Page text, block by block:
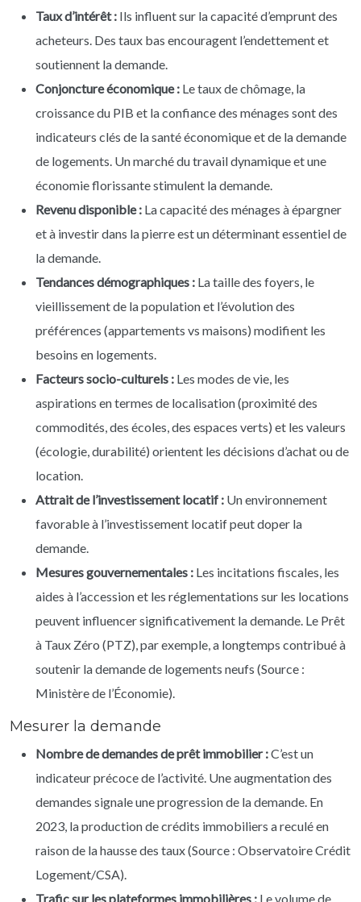
Taux d’intérêt : Ils influent sur la capacité d’emprunt des
acheteurs. Des taux bas encouragent l’endettement et
soutiennent la demande.
Conjoncture économique : Le taux de chômage, la
croissance du PIB et la confiance des ménages sont des
indicateurs clés de la santé économique et de la demande
de logements. Un marché du travail dynamique et une
économie florissante stimulent la demande.
Revenu disponible : La capacité des ménages à épargner
et à investir dans la pierre est un déterminant essentiel de
la demande.
Tendances démographiques : La taille des foyers, le
vieillissement de la population et l’évolution des
préférences (appartements vs maisons) modifient les
besoins en logements.
Facteurs socio-culturels : Les modes de vie, les
aspirations en termes de localisation (proximité des
commodités, des écoles, des espaces verts) et les valeurs
(écologie, durabilité) orientent les décisions d’achat ou de
location.
Attrait de l’investissement locatif : Un environnement
favorable à l’investissement locatif peut doper la
demande.
Mesures gouvernementales : Les incitations fiscales, les
aides à l’accession et les réglementations sur les locations
peuvent influencer significativement la demande. Le Prêt
à Taux Zéro (PTZ), par exemple, a longtemps contribué à
soutenir la demande de logements neufs (Source :
Ministère de l’Économie).
Mesurer la demande
Nombre de demandes de prêt immobilier :C’est un
indicateur précoce de l’activité. Une augmentation des
demandes signale une progression de la demande. En
2023, la production de crédits immobiliers a reculé en
raison de la hausse des taux (Source : Observatoire Crédit
Logement/CSA).
Trafic sur les plateformes immobilières : Le volume de